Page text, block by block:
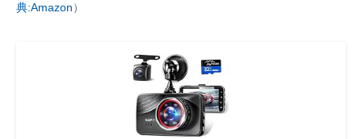
典:Amazon）